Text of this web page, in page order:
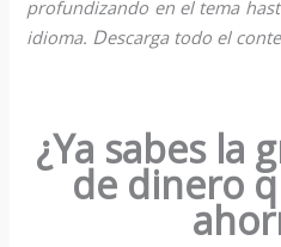
profundizando en el tema
idioma. Descarga todo el
¿Ya sabes la
de dinero